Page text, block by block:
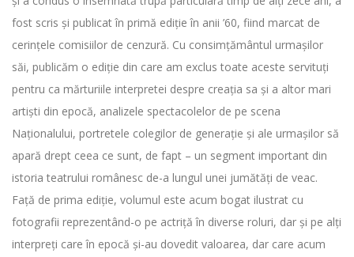
fost scris şi publicat în primă ediţie în anii ’60, fiind marcat de
cerinţele comisiilor de cenzură. Cu consimţământul urmaşilor
săi, publicăm o ediţie din care am exclus toate aceste servituţi
pentru ca mărturiile interpretei despre creaţia sa şi a altor mari
artişti din epocă, analizele spectacolelor de pe scena
Naţionalului, portretele colegilor de generaţie şi ale urmaşilor să
apară drept ceea ce sunt, de fapt – un segment important din
istoria teatrului românesc de-a lungul unei jumătăţi de veac.
Faţă de prima ediţie, volumul este acum bogat ilustrat cu
fotografii reprezentând-o pe actriţă în diverse roluri, dar şi pe alţi
interpreţi care în epocă şi-au dovedit valoarea, dar care acum